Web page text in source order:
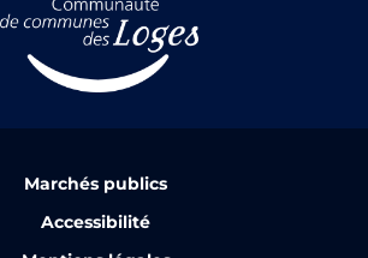
Marchés publics
Accessibilité